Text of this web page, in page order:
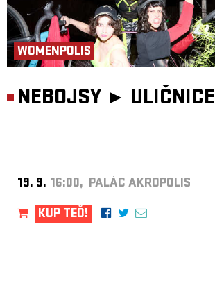
WOMENPOLIS
NEBOJSY ► ULIČNICE
19. 9. 16:00, PALÁC AKROPOLIS
KUP TEĎ!